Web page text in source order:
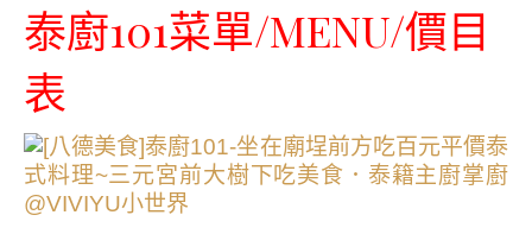
泰廚101菜單/MENU/價目
表